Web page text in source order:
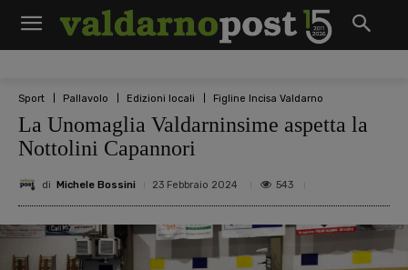
Sport Pallavolo Edizioni locali Figline Incisa Valdarno
La Unomaglia Valdarninsime aspetta la
Nottolini Capannori
di Michele Bossini 23 Febbraio 2024 543